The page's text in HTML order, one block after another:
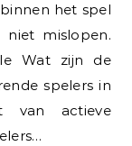
het spel
niet mislopen.
Wat zijn de
spelers in
van actieve